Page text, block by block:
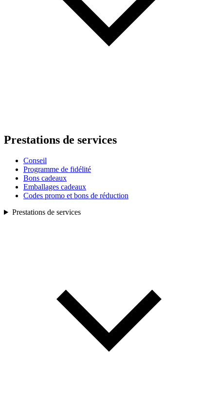
Prestations de services
Conseil
Programme de fidélité
Bons cadeaux
Emballages cadeaux
Codes promo et bons de réduction
Prestations de services